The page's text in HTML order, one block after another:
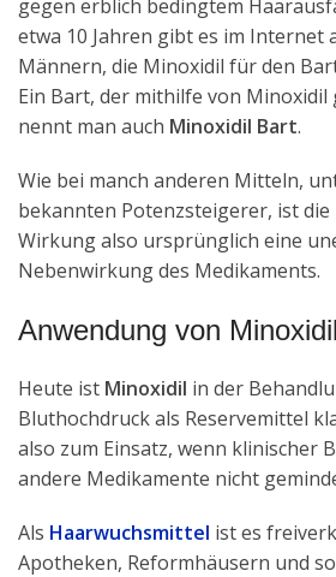
gegen erblich bedingtem
etwa 10 Jahren gibt es im Internet
Männern, die Minoxidil für den
Ein Bart, der mithilfe von Minoxidil
nennt man auch Minoxidil Bart.
Wie bei manch anderen Mitteln,
bekannten Potenzsteigerer, ist
Wirkung also ursprünglich eine
Nebenwirkung des Medikaments.
Anwendung von Minoxidil
Heute ist Minoxidil in der
Bluthochdruck als Reservemittel
also zum Einsatz, wenn klinischer
andere Medikamente nicht
Als Haarwuchsmittel ist es
Apotheken, Reformhäusern und